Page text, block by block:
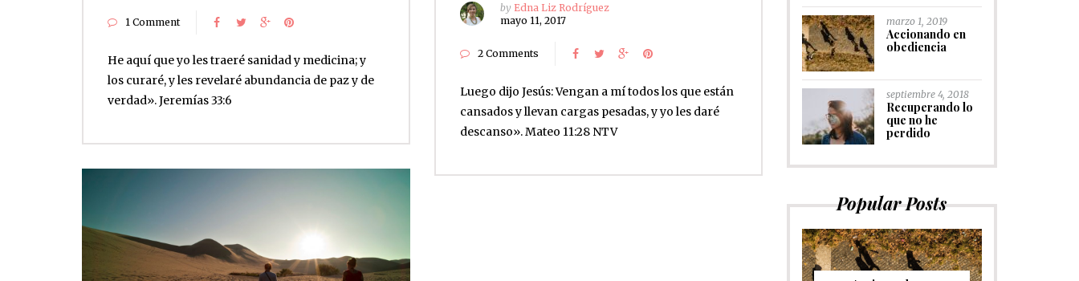
1 Comment
He aquí que yo les traeré sanidad y medicina; y
los curaré, y les revelaré abundancia de paz y de
verdad». Jeremías‬ ‭33:6‬
by Edna Liz Rodríguez
mayo 11, 2017
2 Comments
Luego dijo Jesús: Vengan a mí todos los que están
cansados y llevan cargas pesadas, y yo les daré
descanso». ‭‭Mateo‬ ‭11:28 NTV‬
marzo 1, 2019
Accionando en
obediencia
septiembre 4, 2018
Recuperando lo
que no he
perdido
Popular Posts